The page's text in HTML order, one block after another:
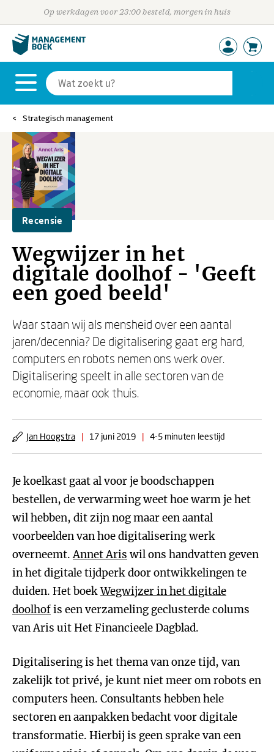
Op werkdagen voor 23:00 besteld, morgen in huis
Strategisch management
Recensie
Wegwijzer in het
digitale doolhof - 'Geeft
een goed beeld'
Waar staan wij als mensheid over een aantal
jaren/decennia? De digitalisering gaat erg hard,
computers en robots nemen ons werk over.
Digitalisering speelt in alle sectoren van de
economie, maar ook thuis.
Jan Hoogstra | 17 juni 2019 | 4-5 minuten leestijd
Je koelkast gaat al voor je boodschappen
bestellen, de verwarming weet hoe warm je het
wil hebben, dit zijn nog maar een aantal
voorbeelden van hoe digitalisering werk
overneemt.Annet Aris wil ons handvatten geven
in het digitale tijdperk door ontwikkelingen te
duiden. Het boekWegwijzer in het digitale
doolhofis een verzameling geclusterde colums
van Aris uit Het Financieele Dagblad.
Digitalisering is het thema van onze tijd, van
zakelijk tot privé, je kunt niet meer om robots en
computers heen. Consultants hebben hele
sectoren en aanpakken bedacht voor digitale
transformatie. Hierbij is geen sprake van een